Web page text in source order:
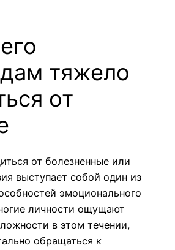
тяжело
от
от болезненные или
выступает собой один из
эмоционального
личности ощущают
в этом течении,
обращаться к